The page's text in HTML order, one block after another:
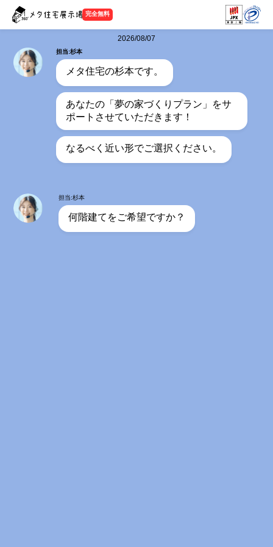
完全無料
2026/08/07
担当:杉本
メタ住宅の杉本です。
あなたの「夢の家づくりプラン」をサ
ポートさせていただきます！
なるべく近い形でご選択ください。
担当:杉本
何階建てをご希望ですか？